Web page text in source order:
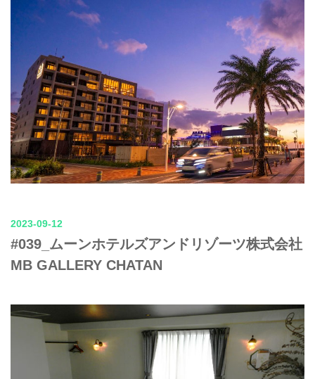
2023-09-12
#039_ムーンホテルズアンドリゾーツ株式会社
MB GALLERY CHATAN